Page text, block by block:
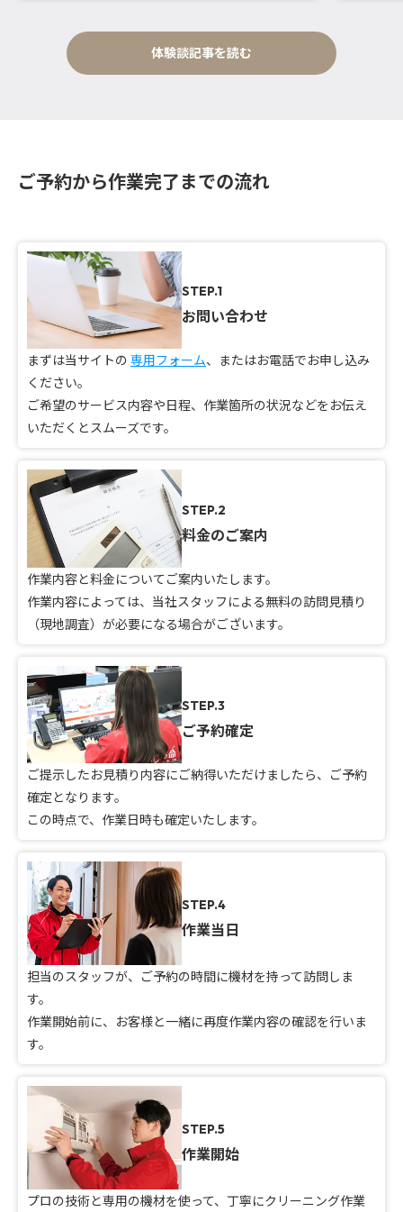
体験談記事を読む
ご予約から作業完了までの流れ
STEP.1
お問い合わせ
まずは当サイトの 専用フォーム、またはお電話でお申し込み
ください。
ご希望のサービス内容や日程、作業箇所の状況などをお伝え
いただくとスムーズです。
STEP.2
料金のご案内
作業内容と料金についてご案内いたします。
作業内容によっては、当社スタッフによる無料の訪問見積り
（現地調査）が必要になる場合がございます。
STEP.3
ご予約確定
ご提示したお見積り内容にご納得いただけましたら、ご予約
確定となります。
この時点で、作業日時も確定いたします。
STEP.4
作業当日
担当のスタッフが、ご予約の時間に機材を持って訪問しま
す。
作業開始前に、お客様と一緒に再度作業内容の確認を行いま
す。
STEP.5
作業開始
プロの技術と専用の機材を使って、丁寧にクリーニング作業